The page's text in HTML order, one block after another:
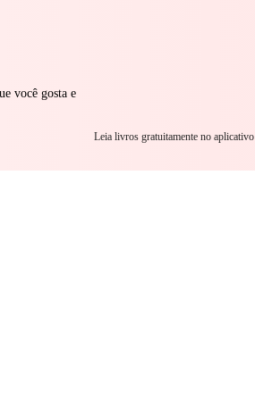
você gosta e
Leia livros gratuitamente no aplicativo